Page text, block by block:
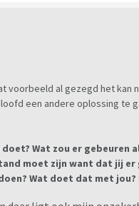
voorbeeld al gezegd het kan
een andere oplossing te
Wat zou er gebeuren
moet zijn want dat jij
Wat doet dat met